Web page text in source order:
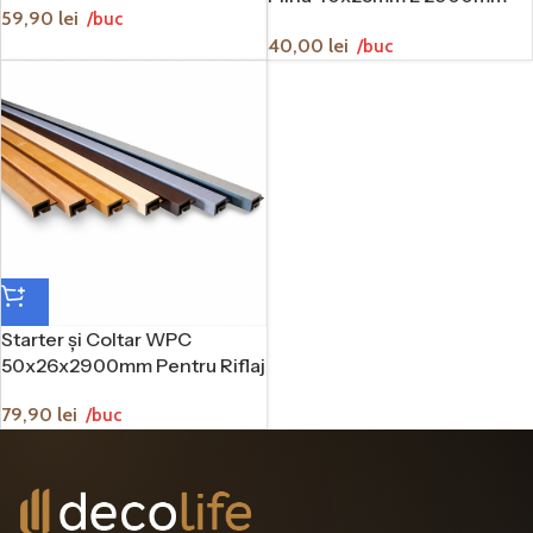
timp, acesta poate fi afectat de umiditate, soare, variații de
temperatură sau uzură. WPC-ul oferă o alternativă modernă
pentru cei care își doresc un aspect apropiat de lemn, dar
condiții exterioare.
Riflajul exterior WPC nu trebuie tratat la fel de des ca lemnul
clasic și este mai ușor de integrat în proiecte moderne. De
aceea, este o alegere potrivită pentru fațade, garduri, pereți
exteriori și zone unde se dorește un finisaj durabil, estetic și
Alegerea riflajului WPC potrivit depinde de stilul clădirii,
culoarea fațadei, dimensiunea suprafeței și efectul vizual
dorit. Pentru un aspect natural și cald, se pot alege nuanțe
inspirate de lemn. Pentru proiecte moderne și minimaliste,
nuanțele închise, gri, antracit sau negru pot crea un efect
Este important ca riflajul ales să se potrivească atât cu
59,90 lei /buc
40,00 lei /buc
Starter şi Coltar WPC
50x26x2900mm Pentru Riflaj
79,90 lei /buc